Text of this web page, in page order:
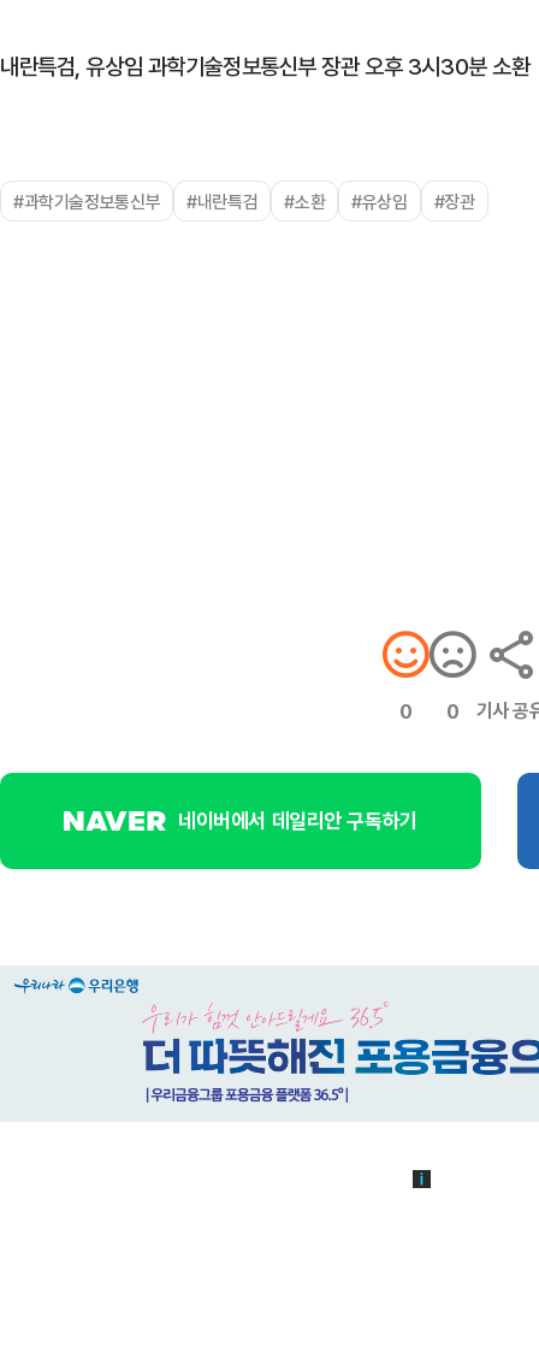
내란특검, 유상임 과학기술정보통신부 장관 오후 3시30분 소환
#과학기술정보통신부 #내란특검 #소환 #유상임 #장관
0 0 기사 공
네이버에서 데일리안 구독하기